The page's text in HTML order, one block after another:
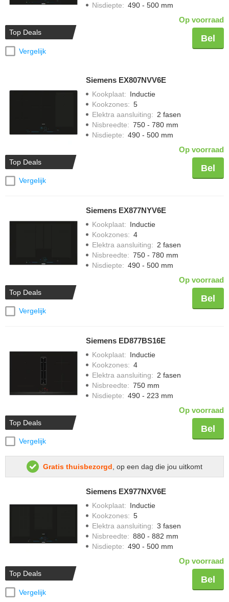
Top Deals
Vergelijk
Nisdiepte: 490 - 500 mm
Op voorraad
Bel
Top Deals
Vergelijk
Siemens EX807NVV6E
Kookplaat: Inductie
Kookzones: 5
Elektra aansluiting: 2 fasen
Nisbreedte: 750 - 780 mm
Nisdiepte: 490 - 500 mm
Op voorraad
Bel
Top Deals
Vergelijk
Siemens EX877NYV6E
Kookplaat: Inductie
Kookzones: 4
Elektra aansluiting: 2 fasen
Nisbreedte: 750 - 780 mm
Nisdiepte: 490 - 500 mm
Op voorraad
Bel
Top Deals
Vergelijk
Siemens ED877BS16E
Kookplaat: Inductie
Kookzones: 4
Elektra aansluiting: 2 fasen
Nisbreedte: 750 mm
Nisdiepte: 490 - 223 mm
Op voorraad
Bel
Gratis thuisbezorgd, op een dag die jou uitkomt
Top Deals
Vergelijk
Siemens EX977NXV6E
Kookplaat: Inductie
Kookzones: 5
Elektra aansluiting: 3 fasen
Nisbreedte: 880 - 882 mm
Nisdiepte: 490 - 500 mm
Op voorraad
Bel